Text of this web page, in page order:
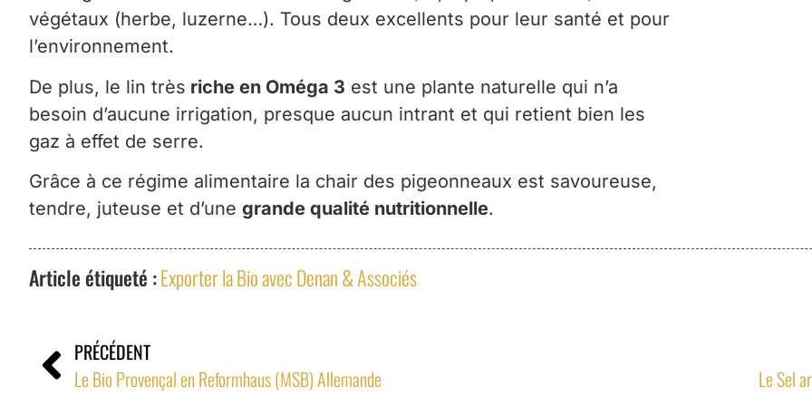
végétaux (herbe, luzerne…). Tous deux excellents pour leur santé et pour
l’environnement.
De plus, le lin très riche en Oméga 3 est une plante naturelle qui n’a
besoin d’aucune irrigation, presque aucun intrant et qui retient bien les
gaz à effet de serre.
Grâce à ce régime alimentaire la chair des pigeonneaux est savoureuse,
tendre, juteuse et d’une grande qualité nutritionnelle.
Article étiqueté :Exporter la Bio avec Denan & Associés
PRÉCÉDENT
Le Bio Provençal en Reformhaus (MSB) Allemande
Le Sel